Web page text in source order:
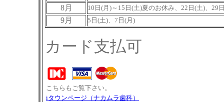
8月 10日(月)～15日(土)夏のお休み、22日(土)、29
9月 5日(土)、7日(月)
カード支払可
こちらもご覧下さい。
iタウンページ（ナカムラ歯科）